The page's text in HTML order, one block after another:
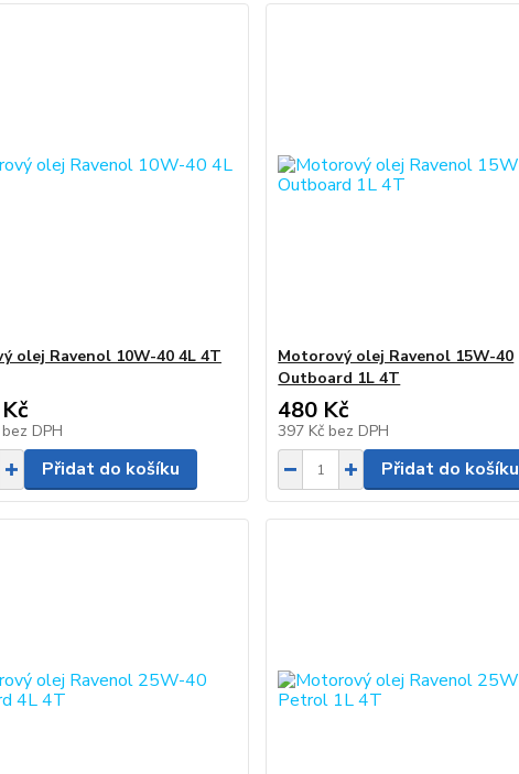
olej Ravenol 10W-40 4L 4T
bez DPH
Přidat do košíku
Motorový olej Ravenol 15W-40
Outboard 1L 4T
480 Kč
397 Kč bez DPH
Přidat do košíku